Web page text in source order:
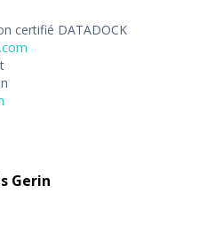
certifié DATADOCK
Gerin